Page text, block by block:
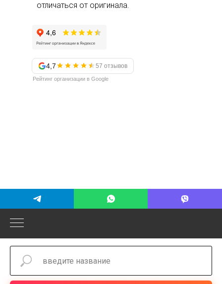
отличаться от оригинала.
4,7 57 отзывов
Рейтинг организации в Google